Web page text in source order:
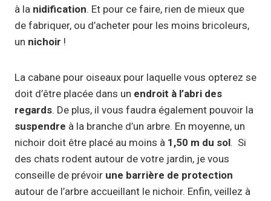
à la nidification. Et pour ce faire, rien de mieux que
de fabriquer, ou d’acheter pour les moins bricoleurs,
un nichoir !
La cabane pour oiseaux pour laquelle vous opterez se
doit d’être placée dans un endroit à l’abri des
regards. De plus, il vous faudra également pouvoir la
suspendre à la branche d’un arbre. En moyenne, un
nichoir doit être placé au moins à 1,50 m du sol. Si
des chats rodent autour de votre jardin, je vous
conseille de prévoir une barrière de protection
autour de l’arbre accueillant le nichoir. Enfin, veillez à